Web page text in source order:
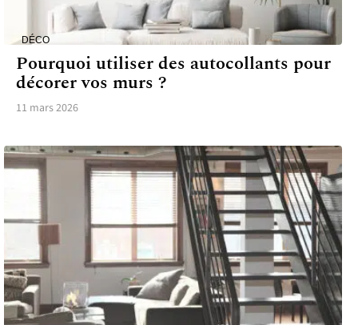
DÉCO
Pourquoi utiliser des autocollants pour
décorer vos murs ?
11 mars 2026